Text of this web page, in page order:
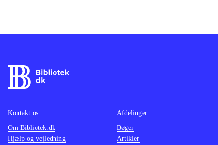
Kontakt os
Om Bibliotek.dk
Hjælp og vejledning
Afdelinger
Bøger
Artikler